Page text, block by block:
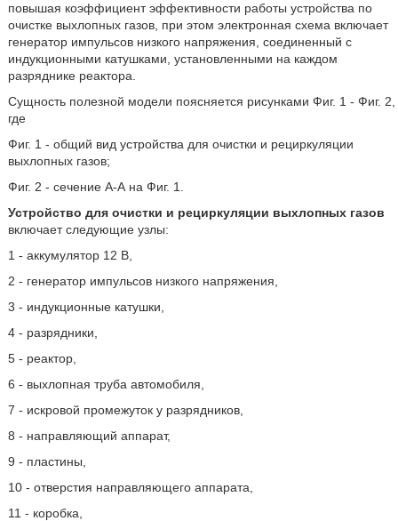
повышая коэффициент эффективности работы устройства по
очистке выхлопных газов, при этом электронная схема включает
генератор импульсов низкого напряжения, соединенный с
индукционными катушками, установленными на каждом
разряднике реактора.
Сущность полезной модели поясняется рисунками Фиг. 1 - Фиг. 2,
где
Фиг. 1 - общий вид устройства для очистки и рециркуляции
выхлопных газов;
Фиг. 2 - сечение А-А на Фиг. 1.
Устройство для очистки и рециркуляции выхлопных газов
включает следующие узлы:
1 - аккумулятор 12 В,
2 - генератор импульсов низкого напряжения,
3 - индукционные катушки,
4 - разрядники,
5 - реактор,
6 - выхлопная труба автомобиля,
7 - искровой промежуток у разрядников,
8 - направляющий аппарат,
9 - пластины,
10 - отверстия направляющего аппарата,
11 - коробка,